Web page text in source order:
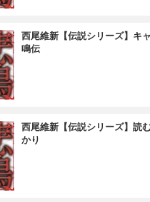
西尾維新【伝説シリーズ】キ
鳴伝
西尾維新【伝説シリーズ】読
かり